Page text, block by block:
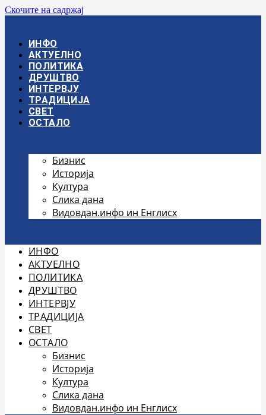
Скочите на садржај
ИНФО
АКТУЕЛНО
ПОЛИТИКА
ДРУШТВО
ИНТЕРВЈУ
ТРАДИЦИЈА
СВЕТ
ОСТАЛО
Бизнис
Историја
Култура
Слика дана
Видовдан.инфо ин Енглисх
ИНФО
АКТУЕЛНО
ПОЛИТИКА
ДРУШТВО
ИНТЕРВЈУ
ТРАДИЦИЈА
СВЕТ
ОСТАЛО
Бизнис
Историја
Култура
Слика дана
Видовдан.инфо ин Енглисх